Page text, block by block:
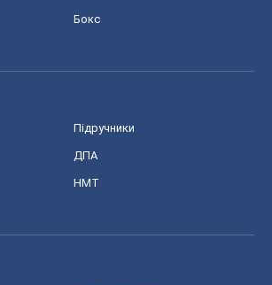
Бокс
Підручники
ДПА
НМТ